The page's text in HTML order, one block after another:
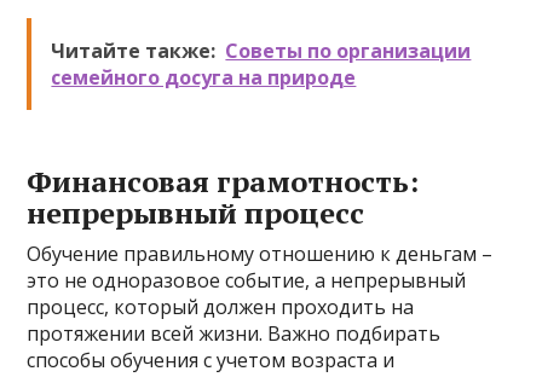
Читайте также: Советы по организации
семейного досуга на природе
Финансовая грамотность:
непрерывный процесс
Обучение правильному отношению к деньгам –
это не одноразовое событие, а непрерывный
процесс, который должен проходить на
протяжении всей жизни. Важно подбирать
способы обучения с учетом возраста и